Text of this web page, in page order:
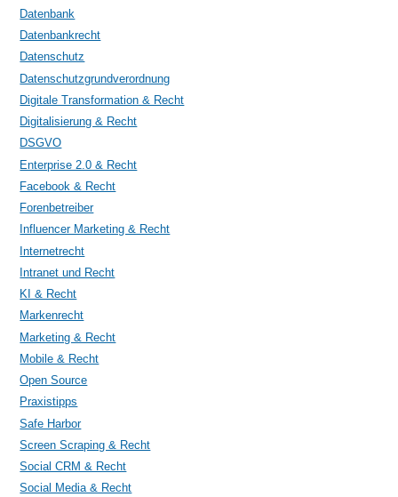
Datenbank
Datenbankrecht
Datenschutz
Datenschutzgrundverordnung
Digitale Transformation & Recht
Digitalisierung & Recht
DSGVO
Enterprise 2.0 & Recht
Facebook & Recht
Forenbetreiber
Influencer Marketing & Recht
Internetrecht
Intranet und Recht
KI & Recht
Markenrecht
Marketing & Recht
Mobile & Recht
Open Source
Praxistipps
Safe Harbor
Screen Scraping & Recht
Social CRM & Recht
Social Media & Recht